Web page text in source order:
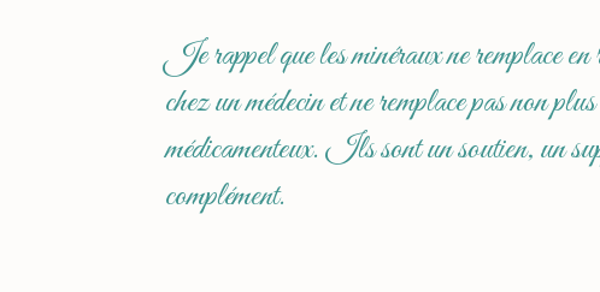
Je rappel que les minéraux ne remplace
chez un médecin et ne remplace pas non
médicamenteux. Ils sont un soutien, un
complément.